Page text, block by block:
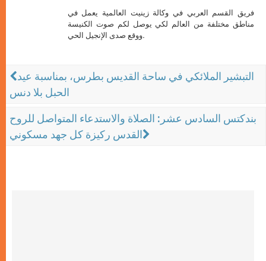
فريق القسم العربي في وكالة زينيت العالمية يعمل في
مناطق مختلفة من العالم لكي يوصل لكم صوت الكنيسة
ووقع صدى الإنجيل الحي.
التبشير الملائكي في ساحة القديس بطرس، بمناسبة عيد
الحبل بلا دنس
بندكتس السادس عشر: الصلاة والاستدعاء المتواصل للروح
القدس ركيزة كل جهد مسكوني